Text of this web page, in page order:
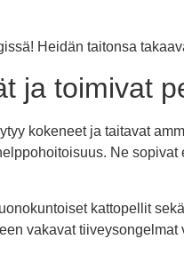
Heidän taitonsa
ja toimivat
kokeneet ja taitavat
Ne
kattopellit
vakavat